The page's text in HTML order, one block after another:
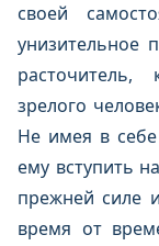
своей
унизительное
зрелого
Не имея в
ему вступить
прежней силе
время от